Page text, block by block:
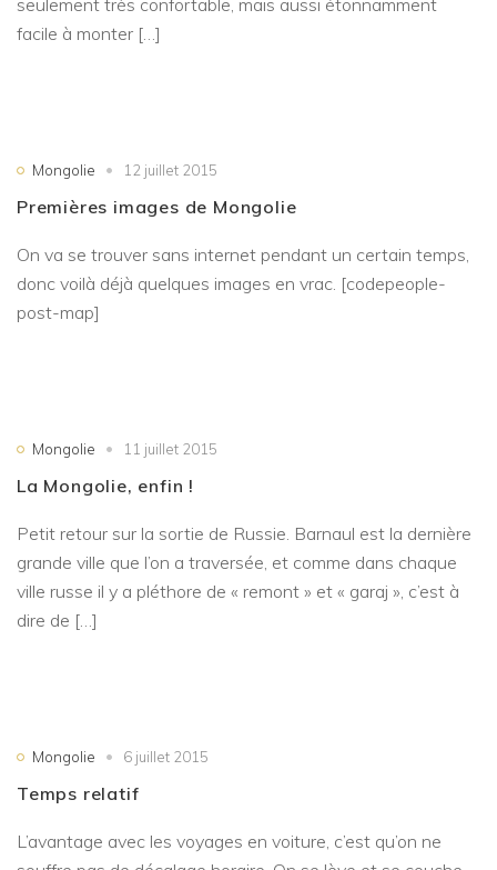
seulement très confortable, mais aussi étonnamment
facile à monter […]
Mongolie 12 juillet 2015
Premières images de Mongolie
On va se trouver sans internet pendant un certain temps,
donc voilà déjà quelques images en vrac. [codepeople-
post-map]
Mongolie 11 juillet 2015
La Mongolie, enfin !
Petit retour sur la sortie de Russie. Barnaul est la dernière
grande ville que l’on a traversée, et comme dans chaque
ville russe il y a pléthore de « remont » et « garaj », c’est à
dire de […]
Mongolie 6 juillet 2015
Temps relatif
L’avantage avec les voyages en voiture, c’est qu’on ne